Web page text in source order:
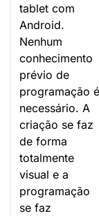
tablet com
Android.
Nenhum
conhecimento
prévio de
programação é
necessário. A
criação se faz
de forma
totalmente
visual e a
programação
se faz